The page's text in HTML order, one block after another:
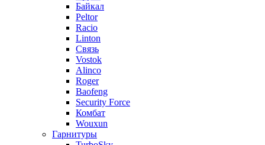
Байкал
Peltor
Racio
Linton
Связь
Vostok
Alinco
Roger
Baofeng
Security Force
Комбат
Wouxun
Гарнитуры